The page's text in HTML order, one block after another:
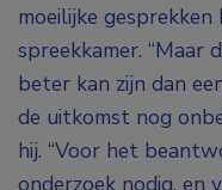
moeilijke
spreekkamer. “Maar
beter kan zijn dan
de uitkomst nog
hij. “Voor het
onderzoek nodig, en